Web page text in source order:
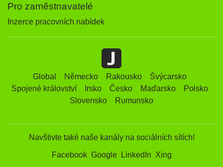
Pro zaměstnavatelé
Inzerce pracovních nabídek
Global Německo Rakousko
Švýcarsko
Spojené království
Irsko Česko Maďarsko
Polsko
Slovensko
Rumunsko
Navštivte také naše kanály na sociálních sítích!
Facebook Google LinkedIn Xing